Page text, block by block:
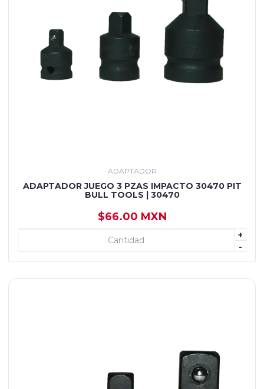
ADAPTADOR
ADAPTADOR JUEGO 3 PZAS IMPACTO 30470 PIT
BULL TOOLS | 30470
$66.00 MXN
+
-
+ AGREGAR